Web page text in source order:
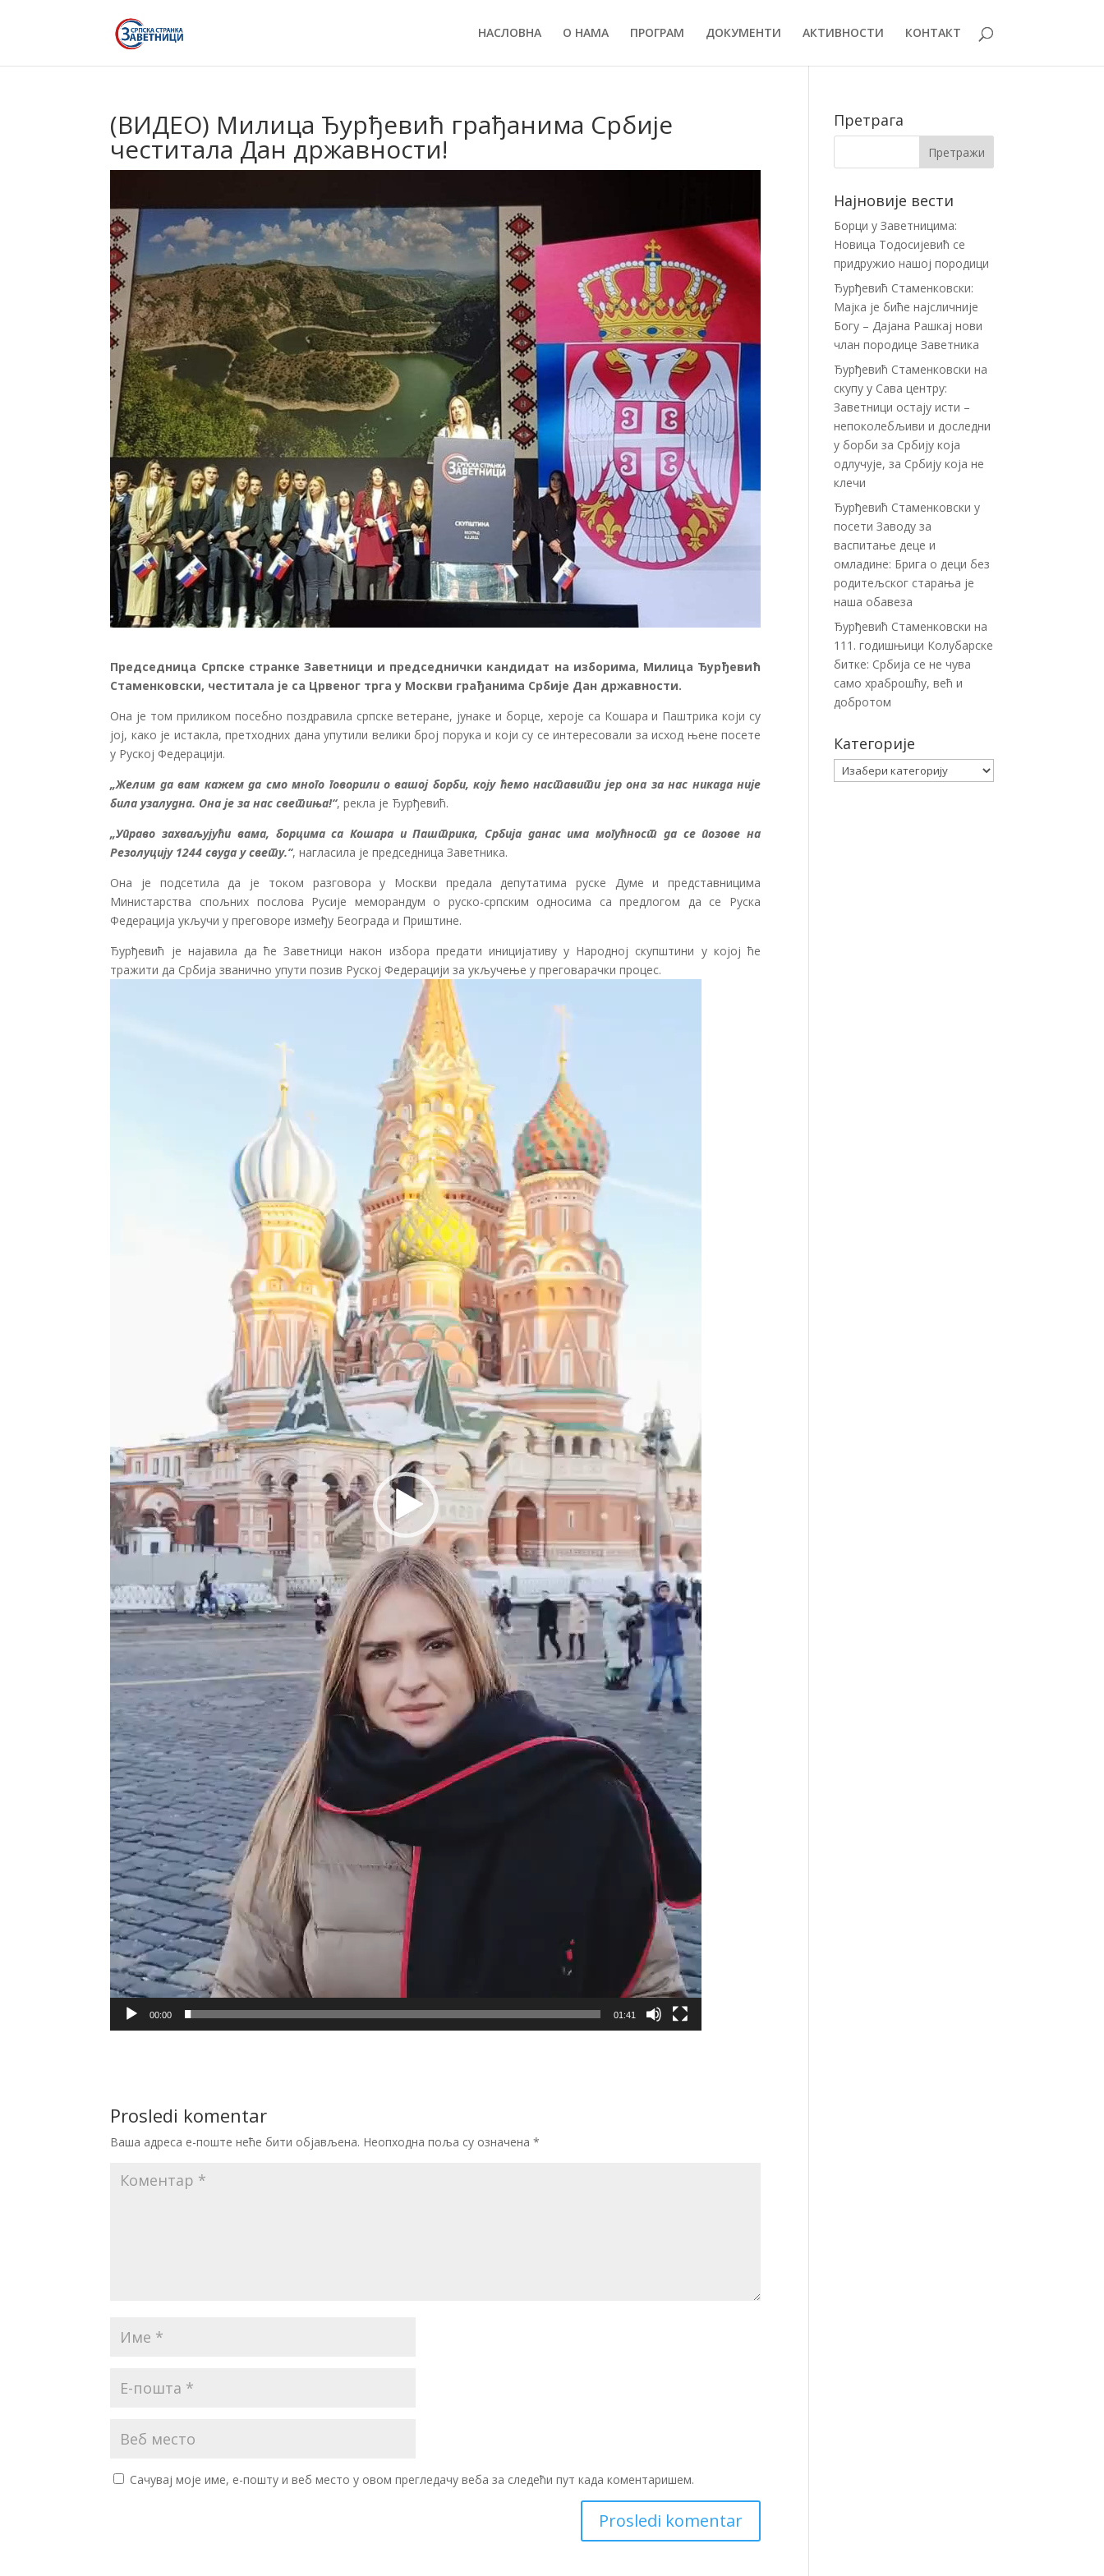
НАСЛОВНА О НАМА ПРОГРАМ ДОКУМЕНТИ АКТИВНОСТИ КОНТАКТ
(ВИДЕО) Милица Ђурђевић грађанима Србије
честитала Дан државности!
Председница Српске странке Заветници и председнички кандидат на изборима, Милица Ђурђевић
Стаменковски, честитала је са Црвеног трга у Москви грађанима Србије Дан државности.
Она је том приликом посебно поздравила српске ветеране, јунаке и борце, хероје са Кошара и Паштрика који су
јој, како је истакла, претходних дана упутили велики број порука и који су се интересовали за исход њене посете
у Руској Федерацији.
„Желим да вам кажем да смо много говорили о вашој борби, коју ћемо наставити јер она за нас никада није
била узалудна. Она је за нас светиња!“, рекла је Ђурђевић.
„Управо захваљујући вама, борцима са Кошара и Паштрика, Србија данас има могућност да се позове на
Резолуцију 1244 свуда у свету.“, нагласила је председница Заветника.
Она је подсетила да је током разговора у Москви предала депутатима руске Думе и представницима
Министарства спољних послова Русије меморандум о руско-српским односима са предлогом да се Руска
Федерација укључи у преговоре између Београда и Приштине.
Ђурђевић је најавила да ће Заветници након избора предати иницијативу у Народној скупштини у којој ће
тражити да Србија званично упути позив Руској Федерацији за укључење у преговарачки процес.
00:00 01:41
Prosledi komentar
Ваша адреса е-поште неће бити објављена. Неопходна поља су означена*
Сачувај моје име, е-пошту и веб место у овом прегледачу веба за следећи пут када коментаришем.
Претрага
Најновије вести
Борци у Заветницима:
Новица Тодосијевић се
придружио нашој породици
Ђурђевић Стаменковски:
Мајка је биће најсличније
Богу – Дајана Рашкај нови
члан породице Заветника
Ђурђевић Стаменковски на
скупу у Сава центру:
Заветници остају исти –
непоколебљиви и доследни
у борби за Србију која
одлучује, за Србију која не
клечи
Ђурђевић Стаменковски у
посети Заводу за
васпитање деце и
омладине: Брига о деци без
родитељског старања је
наша обавеза
Ђурђевић Стаменковски на
111. годишњици Колубарске
битке: Србија се не чува
само храброшћу, већ и
добротом
Категорије
Категорије